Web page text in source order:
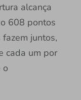
alcança
608 pontos
juntos,
cada um por
o